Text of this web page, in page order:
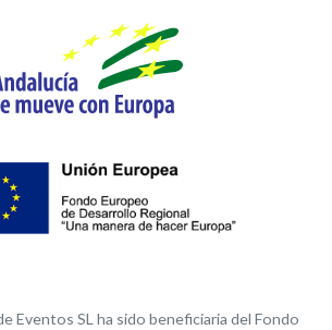
Eventos SL ha sido beneficiaria del Fondo